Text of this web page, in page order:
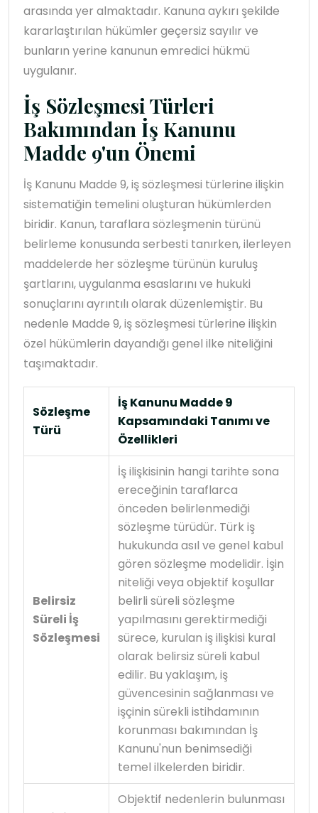
arasında yer almaktadır. Kanuna aykırı şekilde
kararlaştırılan hükümler geçersiz sayılır ve
bunların yerine kanunun emredici hükmü
uygulanır.
İş Sözleşmesi Türleri
Bakımından İş Kanunu
Madde 9'un Önemi
İş Kanunu Madde 9, iş sözleşmesi türlerine ilişkin
sistematiğin temelini oluşturan hükümlerden
biridir. Kanun, taraflara sözleşmenin türünü
belirleme konusunda serbesti tanırken, ilerleyen
maddelerde her sözleşme türünün kuruluş
şartlarını, uygulanma esaslarını ve hukuki
sonuçlarını ayrıntılı olarak düzenlemiştir. Bu
nedenle Madde 9, iş sözleşmesi türlerine ilişkin
özel hükümlerin dayandığı genel ilke niteliğini
taşımaktadır.
Sözleşme
Türü
İş Kanunu Madde 9
Kapsamındaki Tanımı ve
Özellikleri
Belirsiz
Süreli İş
Sözleşmesi
İş ilişkisinin hangi tarihte sona
ereceğinin taraflarca
önceden belirlenmediği
sözleşme türüdür. Türk iş
hukukunda asıl ve genel kabul
gören sözleşme modelidir. İşin
niteliği veya objektif koşullar
belirli süreli sözleşme
yapılmasını gerektirmediği
sürece, kurulan iş ilişkisi kural
olarak belirsiz süreli kabul
edilir. Bu yaklaşım, iş
güvencesinin sağlanması ve
işçinin sürekli istihdamının
korunması bakımından İş
Kanunu'nun benimsediği
temel ilkelerden biridir.
Objektif nedenlerin bulunması